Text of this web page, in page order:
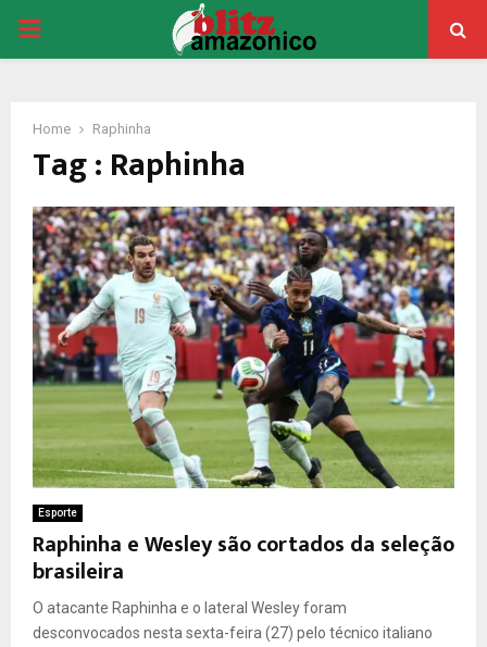
PRIMARY
Home Raphinha
Tag : Raphinha
Esporte
Raphinha e Wesley são cortados da seleção
brasileira
O atacante Raphinha e o lateral Wesley foram
desconvocados nesta sexta-feira (27) pelo técnico italiano